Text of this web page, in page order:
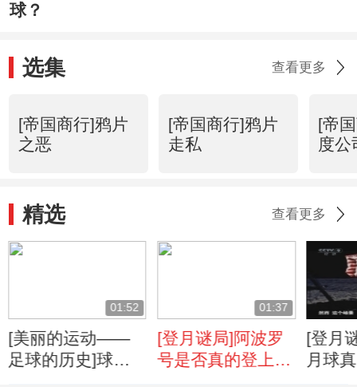
球？
选集 查看更多
[帝国商行]鸦片
之恶
[帝国商行]鸦片
走私
[帝
度公
精选 查看更多
01:52
[美丽的运动——
足球的历史]球王
01:37
[登月谜局]阿波罗
号是否真的登上了
[登月
月球